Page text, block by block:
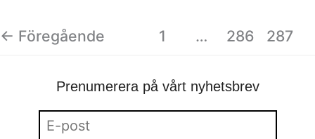
← Föregående 1 … 286 287
Prenumerera på vårt nyhetsbrev